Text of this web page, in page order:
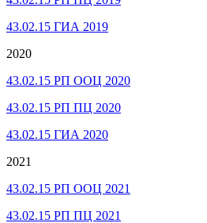
43.02.15 ГИА 2019
2020
43.02.15 РП ООЦ 2020
43.02.15 РП ПЦ 2020
43.02.15 ГИА 2020
2021
43.02.15 РП ООЦ 2021
43.02.15 РП ПЦ 2021